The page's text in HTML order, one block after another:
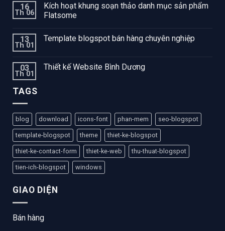
16
Th 06
Kích hoạt khung soạn thảo danh mục sản phẩm
Flatsome
13
Th 01
Template blogspot bán hàng chuyên nghiệp
03
Th 01
Thiết kế Website Bình Dương
TAGS
blog download icons-font phan-mem seo-blogspot
template-blogspot theme thiet-ke-blogspot
thiet-ke-contact-form thiet-ke-web thu-thuat-blogspot
tien-ich-blogspot windows
GIAO DIỆN
Bán hàng